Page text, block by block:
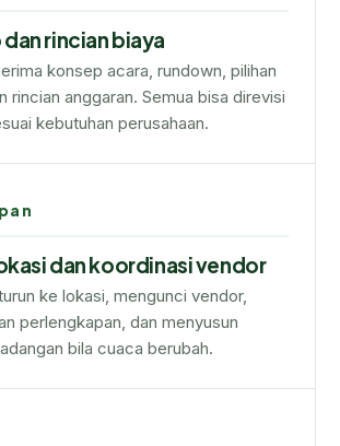
rincian biaya
konsep acara, rundown, pilihan
rincian anggaran. Semua bisa direvisi
kebutuhan perusahaan.
dan koordinasi vendor
ke lokasi, mengunci vendor,
perlengkapan, dan menyusun
bila cuaca berubah.